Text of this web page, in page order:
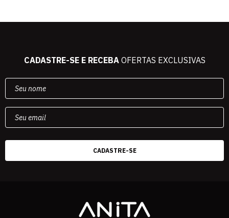
CADASTRE-SE E RECEBAOFERTAS EXCLUSIVAS